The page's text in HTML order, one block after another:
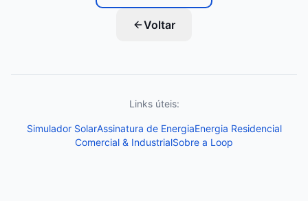
Voltar
Links úteis:
Simulador SolarAssinatura de EnergiaEnergia Residencial
Comercial & IndustrialSobre a Loop